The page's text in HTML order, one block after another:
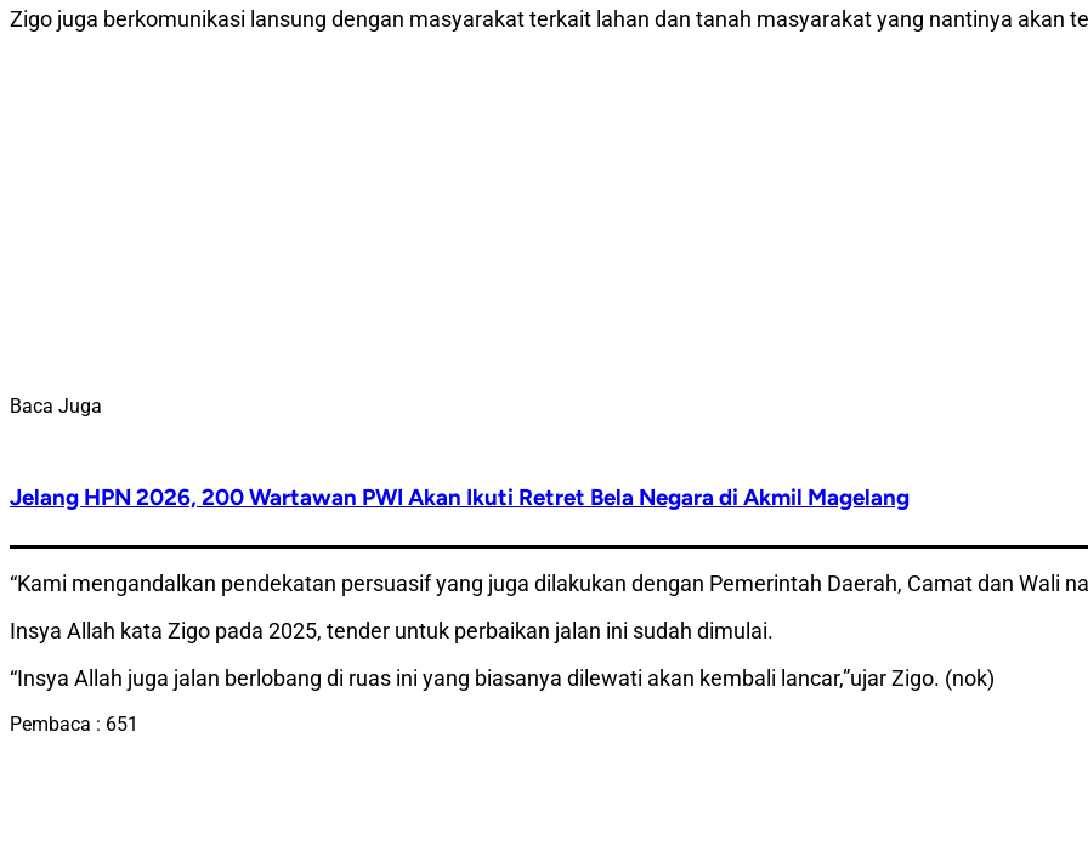
Zigo juga berkomunikasi lansung dengan masyarakat terkait lahan dan tanah masyarakat yang nantinya akan
Baca Juga
Jelang HPN 2026, 200 Wartawan PWI Akan Ikuti Retret Bela Negara di Akmil Magelang
“Kami mengandalkan pendekatan persuasif yang juga dilakukan dengan Pemerintah Daerah, Camat dan Wali
Insya Allah kata Zigo pada 2025, tender untuk perbaikan jalan ini sudah dimulai.
“Insya Allah juga jalan berlobang di ruas ini yang biasanya dilewati akan kembali lancar,”ujar Zigo. (nok)
Pembaca : 651